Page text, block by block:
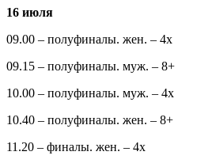
16 июля
09.00 – полуфиналы. жен. – 4х
09.15 – полуфиналы. муж. – 8+
10.00 – полуфиналы. муж. – 4х
10.40 – полуфиналы. жен. – 8+
11.20 – финалы. жен. – 4х